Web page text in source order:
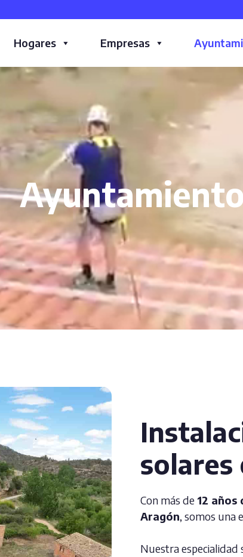
Hogares Empresas
Con más de 12
Aragón, somos una
Nuestra especialidad